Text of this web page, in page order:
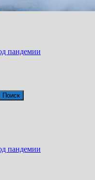
пандемии
пандемии